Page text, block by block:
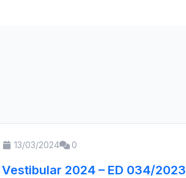
13/03/2024 0
Vestibular 2024 – ED 034/2023